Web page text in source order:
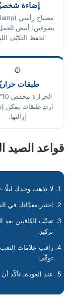
إضاءة
بضوءَين: أبيض
لحفظ التكيّف
🧥
طبقات
ارتدِ طبقات يمكن
إزالتها.
قواعد الصيد
لا تذهب وحدك ليلًا
اختبر معدّاتك في
تجنّب الكافيين
تركيز.
راقب علامات
توقّف.
عند العودة، تأكّد